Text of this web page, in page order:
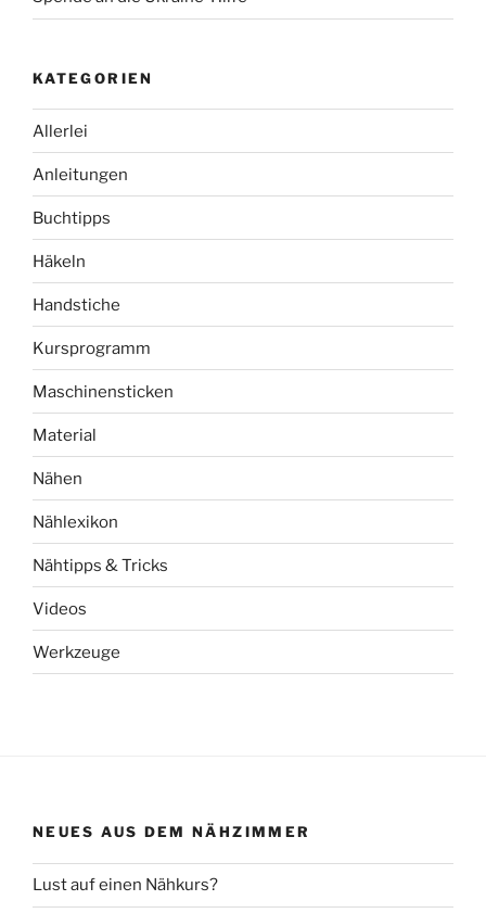
KATEGORIEN
Allerlei
Anleitungen
Buchtipps
Häkeln
Handstiche
Kursprogramm
Maschinensticken
Material
Nähen
Nählexikon
Nähtipps & Tricks
Videos
Werkzeuge
NEUES AUS DEM NÄHZIMMER
Lust auf einen Nähkurs?